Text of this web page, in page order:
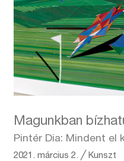
Magunkban
Pintér Dia: Mindent el
2021. március 2. ╱ Kunszt